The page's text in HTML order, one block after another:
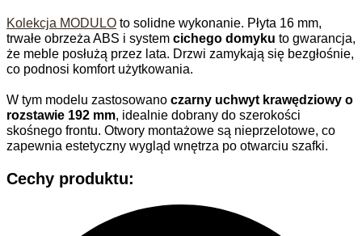
Kolekcja MODULO to solidne wykonanie. Płyta 16 mm,
trwałe obrzeża ABS i system cichego domyku to gwarancja,
że meble posłużą przez lata. Drzwi zamykają się bezgłośnie,
co podnosi komfort użytkowania.
W tym modelu zastosowano czarny uchwyt krawędziowy o
rozstawie 192 mm, idealnie dobrany do szerokości
skośnego frontu. Otwory montażowe są nieprzelotowe, co
zapewnia estetyczny wygląd wnętrza po otwarciu szafki.
Cechy produktu: